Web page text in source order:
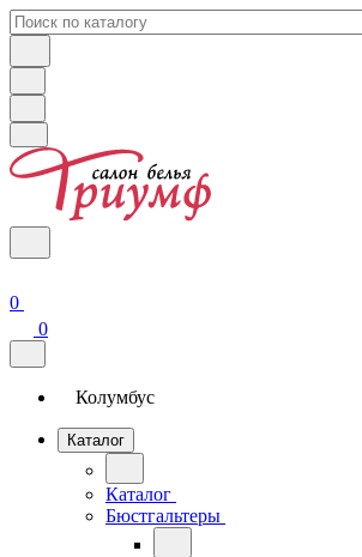
0
0
Колумбус
Каталог
Каталог
Бюстгальтеры